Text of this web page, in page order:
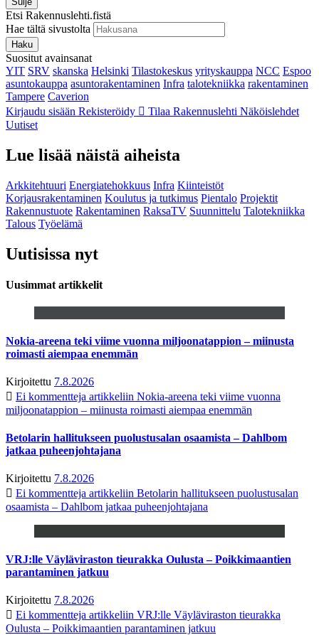
Etsi Rakennuslehti.fistä
Hae tältä sivustolta
Haku
Suositut avainsanat
YIT SRV skanska Helsinki Tilastokeskus yrityskauppa NCC Espoo
asuntokauppa asuntorakentaminen Infra talotekniikka rakentaminen
Tampere Caverion
Kirjaudu sisään Rekisteröidy Tilaa Rakennuslehti Näköislehdet
Uutiset
Lue lisää näistä aiheista
Arkkitehtuuri Energiatehokkuus Infra Kiinteistöt
Korjausrakentaminen Koulutus ja tutkimus Pientalo Projektit
Rakennustuote Rakentaminen RaksaTV Suunnittelu Talotekniikka
Talous Työelämä
Uutisissa nyt
Uusimmat artikkelit
Nokia-areena teki viime vuonna miljoonatappion – miinusta
roimasti aiempaa enemmän
Kirjoitettu 7.8.2026
Ei kommentteja artikkeliin Nokia-areena teki viime vuonna
miljoonatappion – miinusta roimasti aiempaa enemmän
Betolarin hallitukseen puolustusalan osaamista – Dahlbom
jatkaa puheenjohtajana
Kirjoitettu 7.8.2026
Ei kommentteja artikkeliin Betolarin hallitukseen puolustusalan
osaamista – Dahlbom jatkaa puheenjohtajana
VRJ:lle Väyläviraston tieurakka Oulusta – Poikkimaantien
parantaminen jatkuu
Kirjoitettu 7.8.2026
Ei kommentteja artikkeliin VRJ:lle Väyläviraston tieurakka
Oulusta – Poikkimaantien parantaminen jatkuu